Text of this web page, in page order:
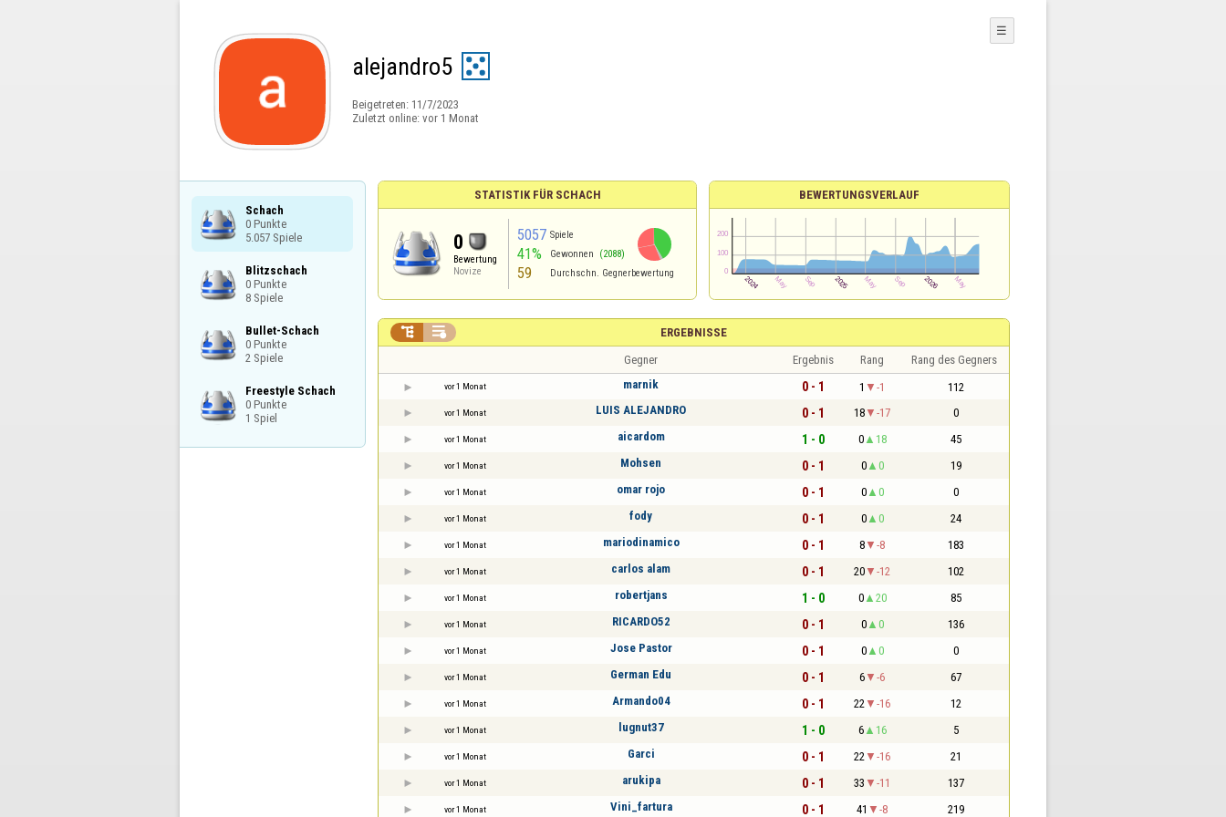
alejandro5
Beigetreten: 11/7/2023
Zuletzt online: vor 1 Monat
☰
Schach
0 Punkte
5.057 Spiele
Blitzschach
0 Punkte
8 Spiele
Bullet-Schach
0 Punkte
2 Spiele
Freestyle Schach
0 Punkte
1 Spiel
STATISTIK FÜR SCHACH
0
Bewertung
Novize
5057 Spiele
41% Gewonnen (2088)
59 Durchschn. Gegnerbewertung
BEWERTUNGSVERLAUF
ERGEBNISSE
 
Gegner Ergebnis Rang Rang des Gegners
vor 1 Monat marnik 0 - 1 1 -1 112
vor 1 Monat LUIS ALEJANDRO 0 - 1 18 -17 0
vor 1 Monat aicardom 1 - 0 0 18 45
vor 1 Monat Mohsen 0 - 1 0 0 19
vor 1 Monat omar rojo 0 - 1 0 0 0
vor 1 Monat fody 0 - 1 0 0 24
vor 1 Monat mariodinamico 0 - 1 8 -8 183
vor 1 Monat carlos alam 0 - 1 20 -12 102
vor 1 Monat robertjans 1 - 0 0 20 85
vor 1 Monat RICARDO52 0 - 1 0 0 136
vor 1 Monat Jose Pastor 0 - 1 0 0 0
vor 1 Monat German Edu 0 - 1 6 -6 67
vor 1 Monat Armando04 0 - 1 22 -16 12
vor 1 Monat lugnut37 1 - 0 6 16 5
vor 1 Monat Garci 0 - 1 22 -16 21
vor 1 Monat arukipa 0 - 1 33 -11 137
vor 1 Monat Vini_fartura 0 - 1 41 -8 219